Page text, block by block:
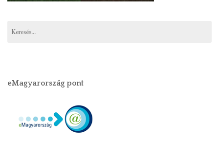
eMagyarország pont